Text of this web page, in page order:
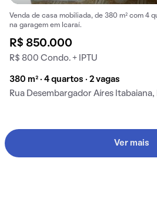
Venda de casa mobiliada, de 380 m² com 4
na garagem em Icaraí.
R$ 850.000
R$ 800 Condo. + IPTU
380 m² · 4 quartos · 2 vagas
Rua Desembargador Aíres Itabaiana,
Ver mais